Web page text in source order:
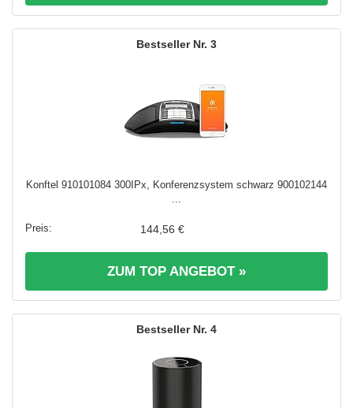
3
Konftel 910101084 300IPx, Konferenzsystem schwarz 900102144
144,56 €
ZUM TOP ANGEBOT »
4